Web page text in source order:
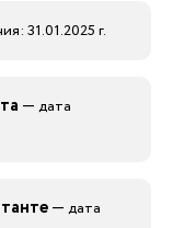
31.01.2025 г.
— дата
— дата